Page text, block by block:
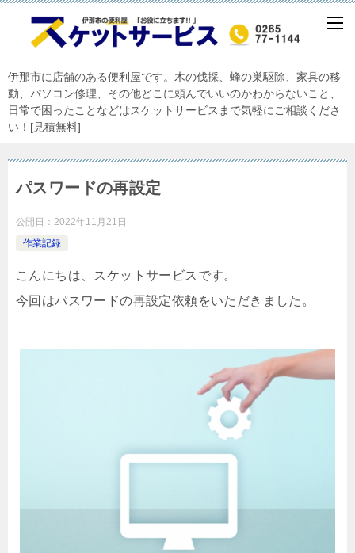
伊那市に店舗のある便利屋です。木の伐採、蜂の巣駆除、家具の移
動、パソコン修理、その他どこに頼んでいいのかわからないこと、
日常で困ったことなどはスケットサービスまで気軽にご相談くださ
い！[見積無料]
パスワードの再設定
公開日： 2022年11月21日
作業記録
こんにちは、スケットサービスです。
今回はパスワードの再設定依頼をいただきました。